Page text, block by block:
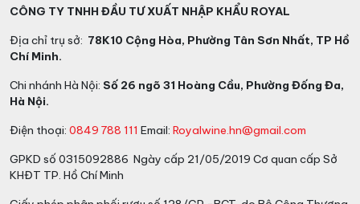
Catalogue hộp quà tết 2026 QT25.1
*Thời gian đặt hàng:
Từ 1 – 2 ngày đối với những đơn hàng dưới 15 Hộp
quà
Hộp quà
Từ 3 – 5 ngày đối với những đơn hàng từ 50 – 100
CÔNG TY TNHH ĐẦU TƯ XUẤT NHẬP KHẨU ROYAL
Địa chỉ trụ sở: 78K10 Cộng Hòa, Phường Tân Sơn Nhất, TP Hồ
Chí Minh.
Chi nhánh Hà Nội: Số 26 ngõ 31 Hoàng Cầu, Phường Đống Đa,
Hà Nội.
Điện thoại: 0849 788 111 Email: Royalwine.hn@gmail.com
GPKD số 0315092886 Ngày cấp 21/05/2019 Cơ quan cấp Sở
KHĐT TP. Hồ Chí Minh